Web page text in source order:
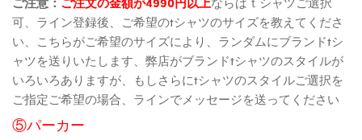
可、ライン登録後、ご希望のtシャツのサイズを教えてくださ
い、こちらがご希望のサイズにより、ランダムにブランドtシ
ャツを送りいたします、弊店がブランドtシャツのスタイルが
いろいろありますが、もしさらにtシャツのスタイルご選択を
ご指定ご希望の場合、ラインでメッセージを送ってください
⑤パーカー